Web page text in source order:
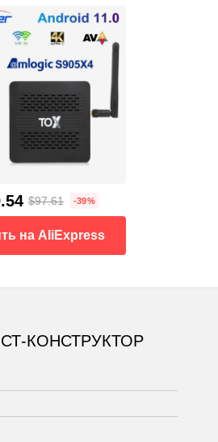
$97.61 -39%
на AliExpress
КОНСТРУКТОР